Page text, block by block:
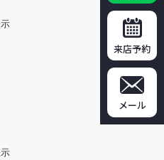
来店予約
メール